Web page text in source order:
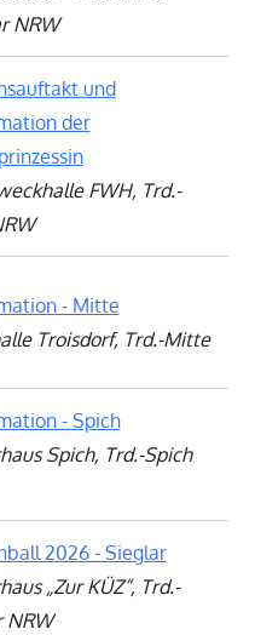
NRW
und
der
FWH, Trd.-
- Mitte
Troisdorf, Trd.-Mitte
- Spich
Spich, Trd.-Spich
2026 - Sieglar
„Zur KÜZ“, Trd.-
NRW